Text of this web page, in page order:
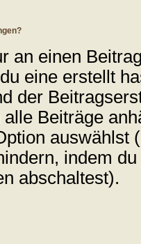
an einen
eine erstellt
der
Beiträge
auswählst
indem
abschaltest).